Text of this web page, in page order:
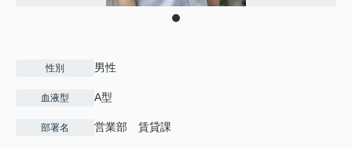
性別 男性
血液型 A型
部署名 営業部 賃貸課